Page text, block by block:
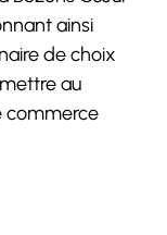
ainsi
de choix
au
commerce